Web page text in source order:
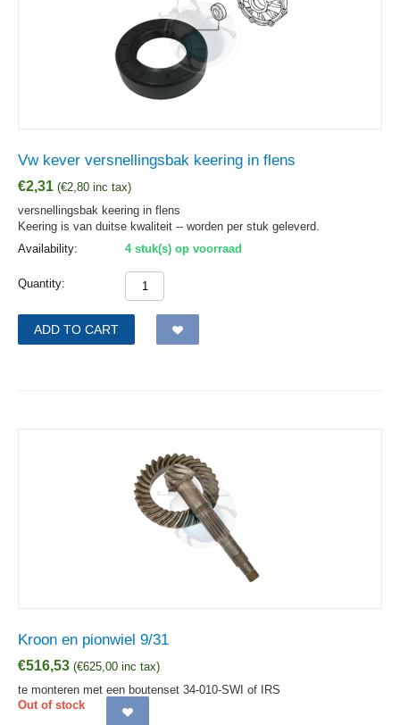
Vw kever versnellingsbak keering in flens
€2,31 (€2,80 inc tax)
versnellingsbak keering in flens
Keering is van duitse kwaliteit -- worden per stuk geleverd.
Availability:
4 stuk(s) op voorraad
Quantity:
ADD TO CART
Kroon en pionwiel 9/31
€516,53 (€625,00 inc tax)
te monteren met een boutenset 34-010-SWI of IRS
Out of stock